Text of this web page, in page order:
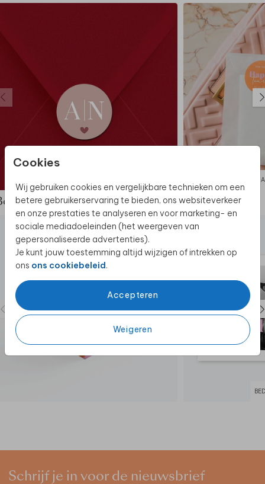
Cookies
Wij gebruiken cookies en vergelijkbare technieken om een
betere gebruikerservaring te bieden, ons websiteverkeer
en onze prestaties te analyseren en voor marketing- en
sociale mediadoeleinden (het weergeven van
gepersonaliseerde advertenties).
Je kunt jouw toestemming altijd wijzigen of intrekken op
ons ons cookiebeleid.
Accepteren
Weigeren
bruiloftsbordenhier.
voor de
Dit bruiloftsbord maakt deel uit van
een complete
set in deze stijl.
de complete set
Schrijf je in voor de nieuwsbrief